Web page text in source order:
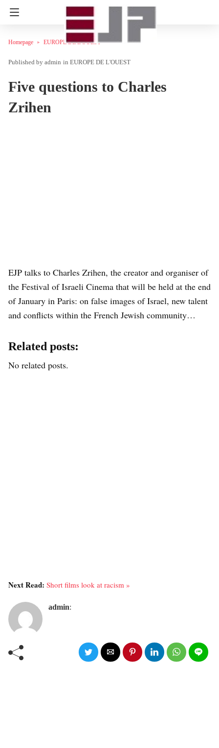
Homepage EUROPE DE L'OUEST
admin in EUROPE DE L'OUEST
Five questions to Charles
Zrihen
EJP talks to Charles Zrihen, the creator and organiser of
the Festival of Israeli Cinema that will be held at the end
of January in Paris: on false images of Israel, new talent
and conflicts within the French Jewish community…
Related posts:
No related posts.
Next Read: Short films look at racism »
admin: